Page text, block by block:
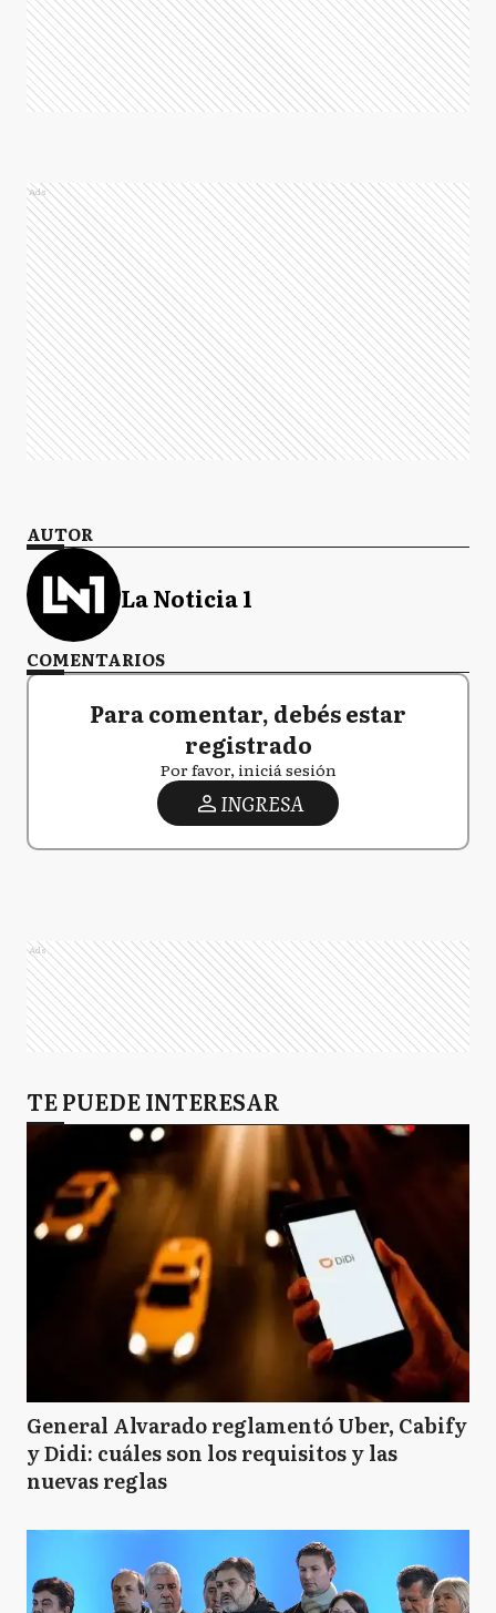
Ads
AUTOR
La Noticia 1
COMENTARIOS
Para comentar, debés estar
registrado
Por favor, iniciá sesión
INGRESA
Ads
TE PUEDE INTERESAR
General Alvarado reglamentó Uber, Cabify
y Didi: cuáles son los requisitos y las
nuevas reglas